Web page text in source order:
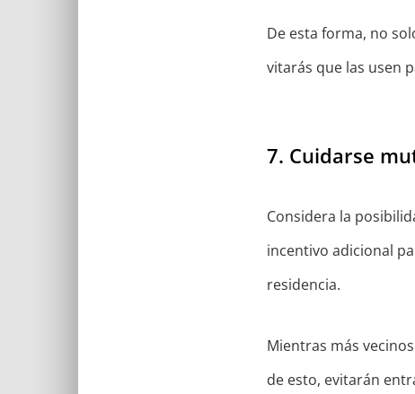
De esta forma, no
vitarás que las usen
7. Cuidarse
Considera la
incentivo adicional
residencia.
Mientras más
de esto, evitarán